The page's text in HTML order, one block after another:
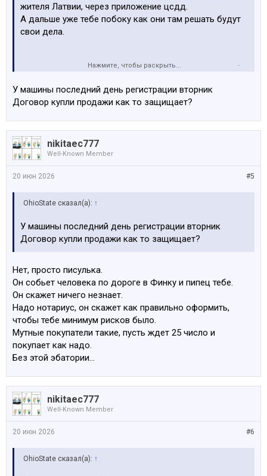
жителя Латвии, через приложение цсдд.
А дальше уже тебе побоку как они там решать будут
свои дела.
Но это если у покупателя есть кто-то тут знакомый ;)
Нажмите, чтобы раскрыть...
У машины последний день регистрации вторник
Договор купли продажи как то защищает?
nikitaec777
Well-Known Member
#5
20 июн 2026
OhioState сказал(а): ↑
У машины последний день регистрации вторник
Договор купли продажи как то защищает?
Нет, просто писулька.
Он собьет человека по дороге в Финку и пипец тебе.
Он скажет ничего незнает.
Надо нотариус, он скажет как правильно оформить,
чтобы тебе минимум рисков было.
Мутные покупатели такие, пусть ждет 25 число и
покупает как надо.
Без этой эбатории…
nikitaec777
Well-Known Member
#6
20 июн 2026
OhioState сказал(а): ↑